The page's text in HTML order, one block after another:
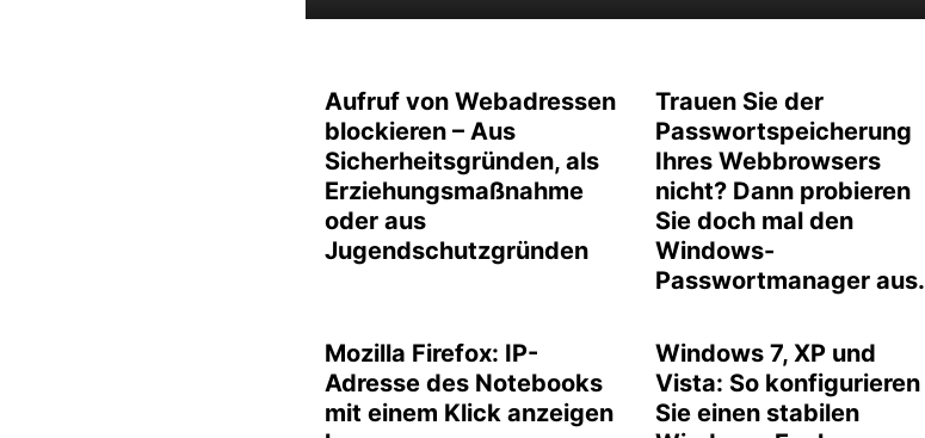
Aufruf von Webadressen
blockieren – Aus
Sicherheitsgründen, als
Erziehungsmaßnahme
oder aus
Jugendschutzgründen
Trauen Sie der
Passwortspeicherung
Ihres Webbrowsers
nicht? Dann probieren
Sie doch mal den
Windows-
Passwortmanager aus.
Mozilla Firefox: IP-
Adresse des Notebooks
mit einem Klick anzeigen
Windows 7, XP und
Vista: So konfigurieren
Sie einen stabilen